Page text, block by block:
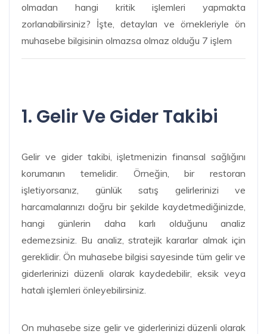
olmadan hangi kritik işlemleri yapmakta
zorlanabilirsiniz? İşte, detayları ve örnekleriyle ön
muhasebe bilgisinin olmazsa olmaz olduğu 7 işlem
1. Gelir Ve Gider Takibi
Gelir ve gider takibi, işletmenizin finansal sağlığını
korumanın temelidir. Örneğin, bir restoran
işletiyorsanız, günlük satış gelirlerinizi ve
harcamalarınızı doğru bir şekilde kaydetmediğinizde,
hangi günlerin daha karlı olduğunu analiz
edemezsiniz. Bu analiz, stratejik kararlar almak için
gereklidir. Ön muhasebe bilgisi sayesinde tüm gelir ve
giderlerinizi düzenli olarak kaydedebilir, eksik veya
hatalı işlemleri önleyebilirsiniz.
On muhasebe size gelir ve giderlerinizi düzenli olarak